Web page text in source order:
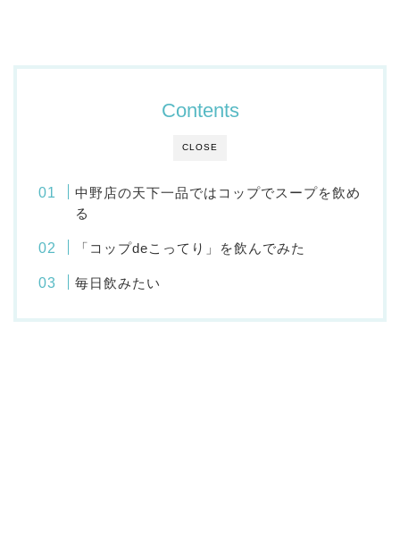
CLOSE
Contents
中野店の天下一品ではコップでスープを飲め
る
「コップdeこってり」を飲んでみた
毎日飲みたい